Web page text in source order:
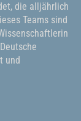
die alljährlich
Teams sind
und